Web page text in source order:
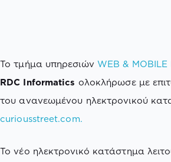
Το τμήμα υπηρεσιών WEB & MOBILE
RDC Informatics ολοκλήρωσε με
του ανανεωμένου ηλεκτρονικού
curiousstreet.com.
To νέο ηλεκτρονικό κατάστημα